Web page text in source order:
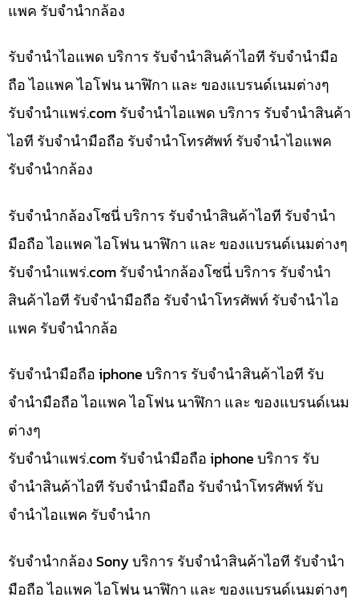
แพค รับจำนำกล้อง
รับจำนำไอแพด บริการ รับจำนำสินค้าไอที รับจำนำมือ
ถือ ไอแพค ไอโฟน นาฬิกา และ ของแบรนด์เนมต่างๆ
รับจํานําแพร่.com รับจำนำไอแพด บริการ รับจำนำสินค้า
ไอที รับจำนำมือถือ รับจำนำโทรศัพท์ รับจำนำไอแพค
รับจำนำกล้อง
รับจำนำกล้องโซนี่ บริการ รับจำนำสินค้าไอที รับจำนำ
มือถือ ไอแพค ไอโฟน นาฬิกา และ ของแบรนด์เนมต่างๆ
รับจํานําแพร่.com รับจำนำกล้องโซนี่ บริการ รับจำนำ
สินค้าไอที รับจำนำมือถือ รับจำนำโทรศัพท์ รับจำนำไอ
แพค รับจำนำกล้อ
รับจำนำมือถือ iphone บริการ รับจำนำสินค้าไอที รับ
จำนำมือถือ ไอแพค ไอโฟน นาฬิกา และ ของแบรนด์เนม
ต่างๆ
รับจํานําแพร่.com รับจำนำมือถือ iphone บริการ รับ
จำนำสินค้าไอที รับจำนำมือถือ รับจำนำโทรศัพท์ รับ
จำนำไอแพค รับจำนำก
รับจำนำกล้อง Sony บริการ รับจำนำสินค้าไอที รับจำนำ
มือถือ ไอแพค ไอโฟน นาฬิกา และ ของแบรนด์เนมต่างๆ